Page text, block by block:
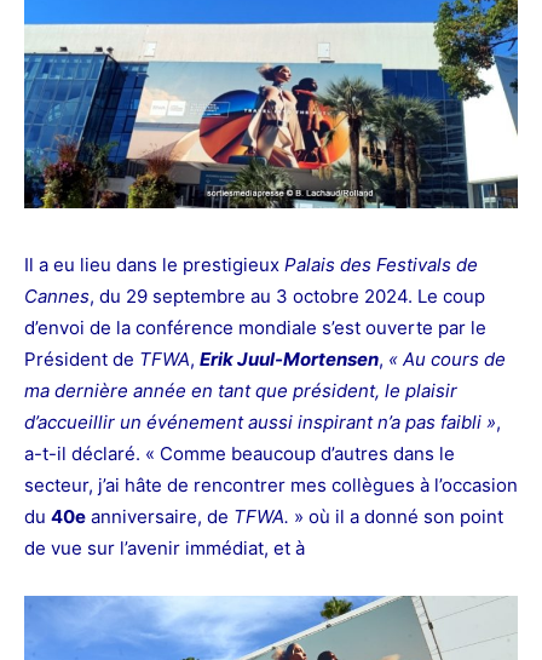
Il a eu lieu dans le prestigieux Palais des Festivals de
Cannes, du 29 septembre au 3 octobre 2024. Le coup
d’envoi de la conférence mondiale s’est ouverte par le
Président de TFWA, Erik Juul-Mortensen, « Au cours de
ma dernière année en tant que président, le plaisir
d’accueillir un événement aussi inspirant n’a pas faibli »,
a-t-il déclaré. « Comme beaucoup d’autres dans le
secteur, j’ai hâte de rencontrer mes collègues à l’occasion
du 40e anniversaire, de TFWA. » où il a donné son point
de vue sur l’avenir immédiat, et à